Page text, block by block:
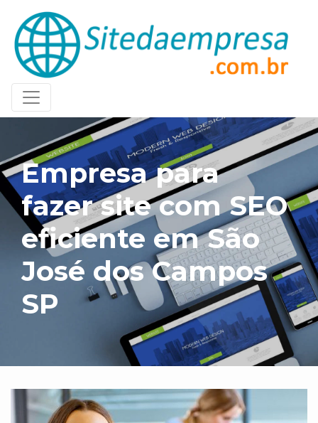
Empresa para
fazer site com SEO
eficiente em São
José dos Campos
SP